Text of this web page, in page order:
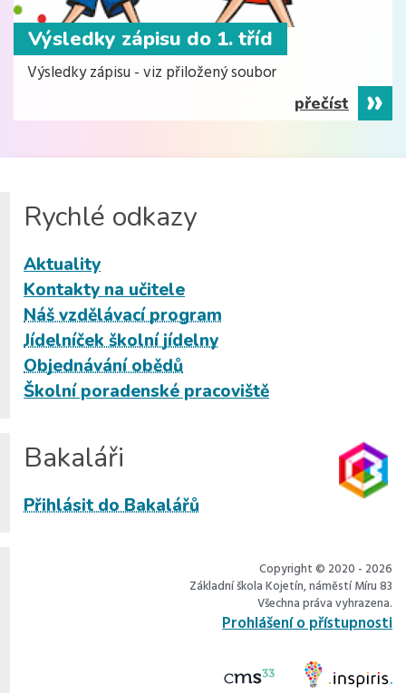
Výsledky zápisu do 1. tříd
Výsledky zápisu - viz přiložený soubor
přečíst
Rychlé odkazy
Aktuality
Kontakty na učitele
Náš vzdělávací program
Jídelníček školní jídelny
Objednávání obědů
Školní poradenské pracoviště
Bakaláři
Přihlásit do Bakalářů
Copyright © 2020 - 2026
Základní škola Kojetín, náměstí Míru 83
Všechna práva vyhrazena.
Prohlášení o přístupnosti